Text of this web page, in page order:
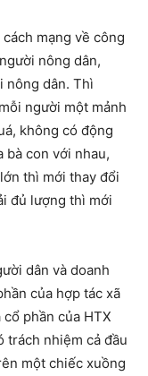
mạng về công
nông dân,
nông dân. Thì
người một mảnh
không có động
bà con với nhau,
thì mới thay đổi
đủ lượng thì mới
dân và doanh
của hợp tác xã
phần của HTX
trách nhiệm cả đầu
một chiếc xuồng